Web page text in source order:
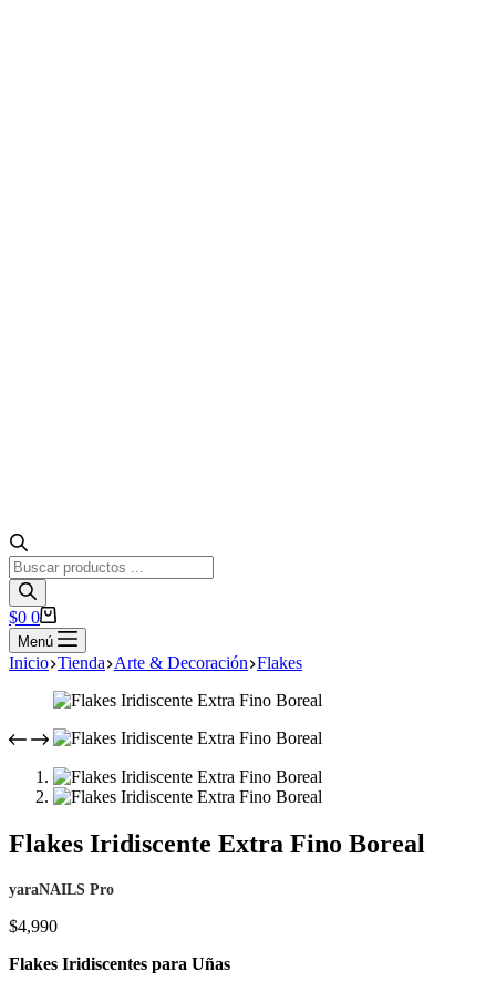
Búsqueda
de
productos
Carro
de
compra
$0 0
Menú
Inicio Tienda Arte & Decoración Flakes
Flakes Iridiscente Extra Fino Boreal
yaraNAILS Pro
$4,990
Flakes Iridiscentes para Uñas